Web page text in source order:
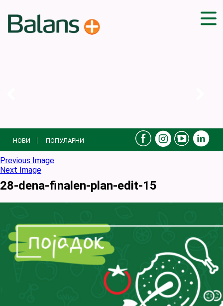
БЛОГ
ПРОИЗВОДИ
НОВИ ПОПУЛАРНИ
Previous Image
Next Image
28-dena-finalen-plan-edit-15